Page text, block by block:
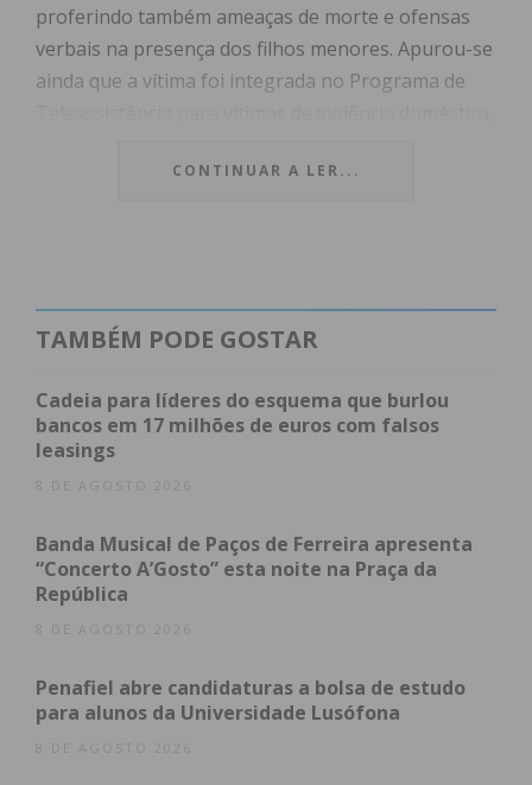
proferindo também ameaças de morte e ofensas
verbais na presença dos filhos menores. Apurou-se
ainda que a vítima foi integrada no Programa de
foi acionado algumas vezes.
Criminal de Marco de Canaveses, onde lhe foi
aplicada a medida de coação de proibição de
vítima, controlado por pulseira eletrónica.
Imediato
atualizada.
CONTINUAR A LER...
TAMBÉM PODE GOSTAR
Cadeia para líderes do esquema que burlou
bancos em 17 milhões de euros com falsos
leasings
8 DE AGOSTO 2026
Banda Musical de Paços de Ferreira apresenta
“Concerto A’Gosto” esta noite na Praça da
República
8 DE AGOSTO 2026
Penafiel abre candidaturas a bolsa de estudo
para alunos da Universidade Lusófona
8 DE AGOSTO 2026